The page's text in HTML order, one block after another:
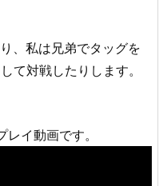
、私は兄弟でタッグを
て対戦したりします。
イ動画です。